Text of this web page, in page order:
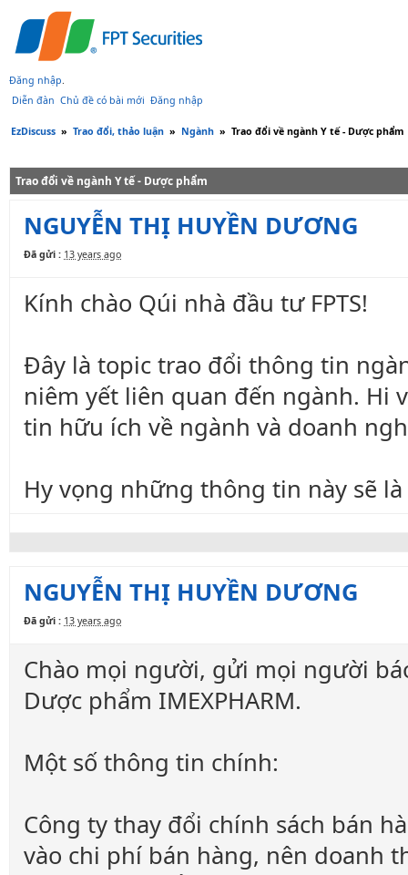
Đăng nhập.
Diễn đàn Chủ đề có bài mới Đăng nhập
EzDiscuss » Trao đổi, thảo luận » Ngành » Trao đổi về ngành Y tế - Dược phẩm
Trao đổi về ngành Y tế - Dược phẩm
NGUYỄN THỊ HUYỀN DƯƠNG
Đã gửi : 13 years ago
Kính chào Qúi nhà đầu tư FPTS!
Đây là topic trao đổi thông tin
niêm yết liên quan đến ngành. Hi
tin hữu ích về ngành và doanh
Hy vọng những thông tin này sẽ
NGUYỄN THỊ HUYỀN DƯƠNG
Đã gửi : 13 years ago
Chào mọi người, gửi mọi người
Dược phẩm IMEXPHARM.
Một số thông tin chính:
Công ty thay đổi chính sách bán
vào chi phí bán hàng, nên doanh